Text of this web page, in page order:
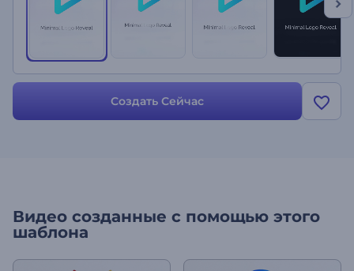
Создать Сейчас
Видео созданные с помощью этого
шаблона